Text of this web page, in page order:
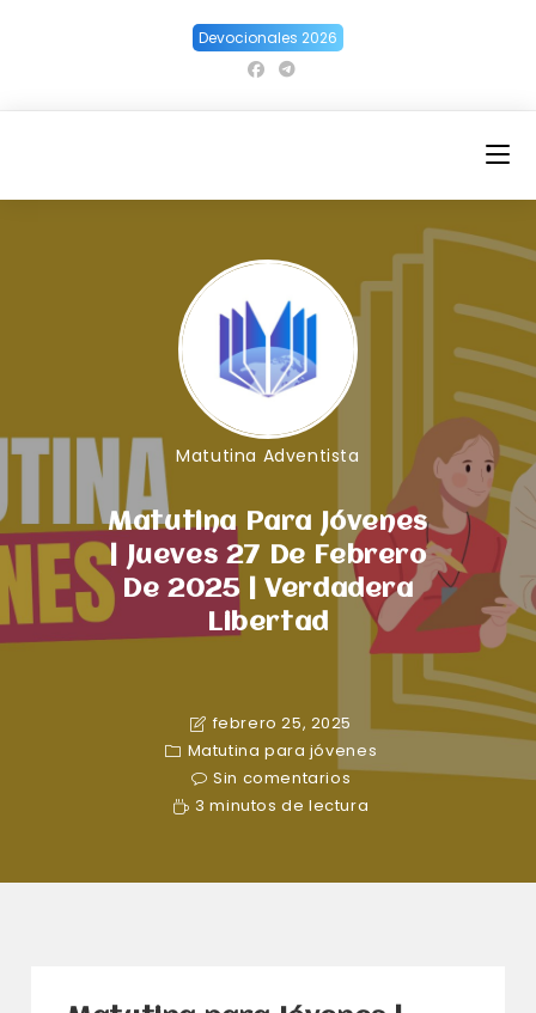
Devocionales 2026
Matutina Adventista
Matutina Para Jóvenes
| Jueves 27 De Febrero
De 2025 | Verdadera
Libertad
febrero 25, 2025
Matutina para jóvenes
Sin comentarios
3 minutos de lectura